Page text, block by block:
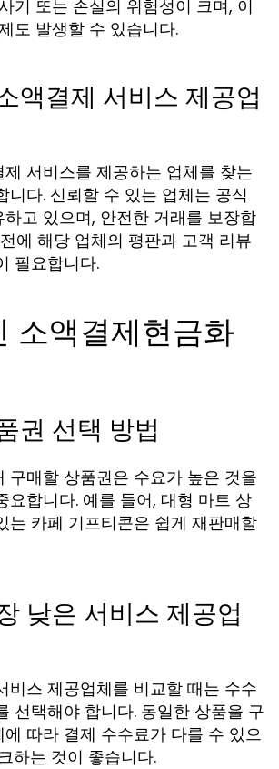
기 또는 손실의 위험성이 크며, 이
도 발생할 수 있습니다.
액결제 서비스 제공업
서비스를 제공하는 업체를 찾는
니다. 신뢰할 수 있는 업체는 공식
고 있으며, 안전한 거래를 보장합
에 해당 업체의 평판과 고객 리뷰
필요합니다.
소액결제현금화
권 선택 방법
구매할 상품권은 수요가 높은 것을
요합니다. 예를 들어, 대형 마트 상
는 카페 기프티콘은 쉽게 재판매할
낮은 서비스 제공업
비스 제공업체를 비교할 때는 수수
선택해야 합니다. 동일한 상품을 구
따라 결제 수수료가 다를 수 있으
하는 것이 좋습니다.